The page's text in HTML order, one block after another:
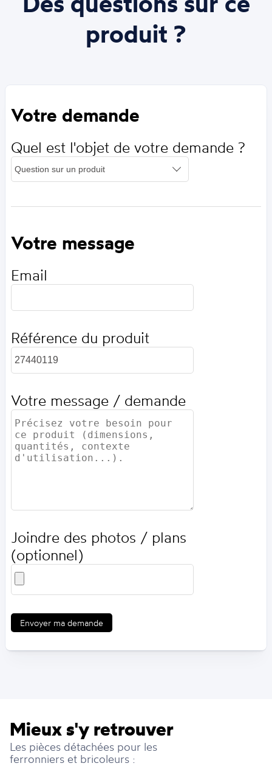
produit ?
Votre demande
Quel est l'objet de votre demande ?
Votre message
Email
Référence du produit
Votre message / demande
Joindre des photos / plans
(optionnel)
Envoyer ma demande
Mieux s'y retrouver
Les pièces détachées pour les
ferronniers et bricoleurs :